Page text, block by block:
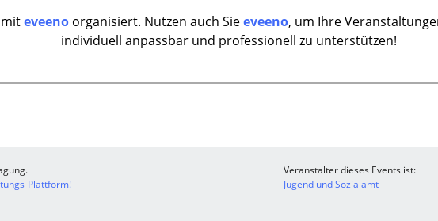
eveeno organisiert. Nutzen auch Sieeveeno, um Ihre
individuell anpassbar und professionell zu unterstützen!
Plattform!
Veranstalter dieses Events ist:
Jugend und Sozialamt